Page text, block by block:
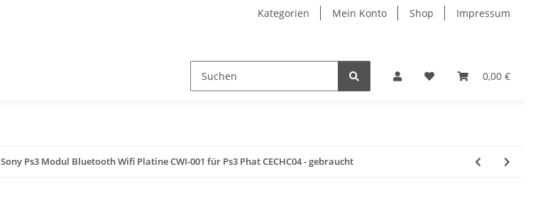
Kategorien Mein Konto Shop Impressum
0,00 €
Sony Ps3 Modul Bluetooth Wifi Platine CWI-001 für Ps3 Phat CECHC04 - gebraucht